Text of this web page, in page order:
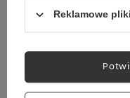
wsypujemy
aby się nie
Opakowanie:10
Reklamowe